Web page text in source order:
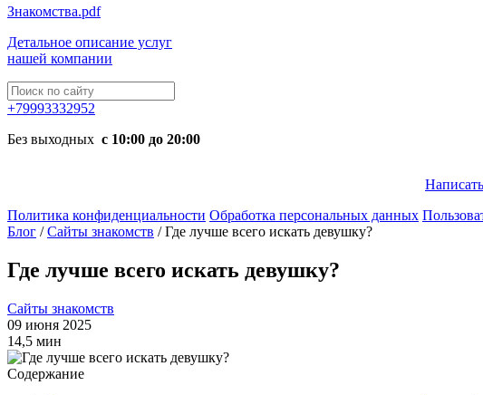
Знакомства.pdf
Детальное описание услуг
нашей компании
+79993332952
Без выходных с 10:00 до 20:00
Политика конфиденциальности Обработка персональных данных
Блог /Сайты знакомств /Где лучше всего искать девушку?
Где лучше всего искать девушку?
Сайты знакомств
09 июня 2025
14,5 мин
Содержание